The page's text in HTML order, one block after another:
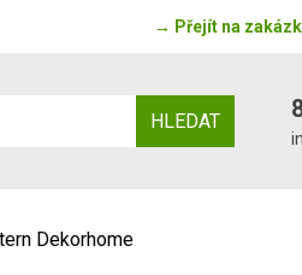
→ Přejít na
HLEDAT
Dekorhome